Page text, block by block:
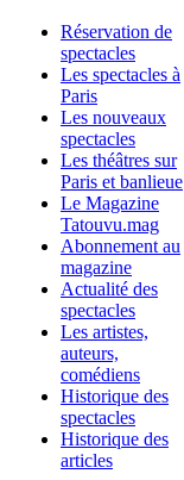
Réservation de
spectacles
Les spectacles à
Paris
Les nouveaux
spectacles
Les théâtres sur
Paris et banlieue
Le Magazine
Tatouvu.mag
Abonnement au
magazine
Actualité des
spectacles
Les artistes,
auteurs,
comédiens
Historique des
spectacles
Historique des
articles